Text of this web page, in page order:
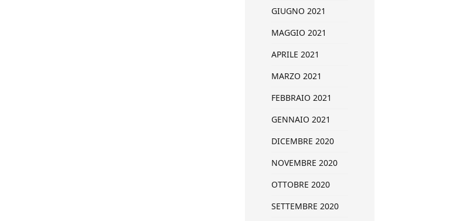
GIUGNO 2021
MAGGIO 2021
APRILE 2021
MARZO 2021
FEBBRAIO 2021
GENNAIO 2021
DICEMBRE 2020
NOVEMBRE 2020
OTTOBRE 2020
SETTEMBRE 2020